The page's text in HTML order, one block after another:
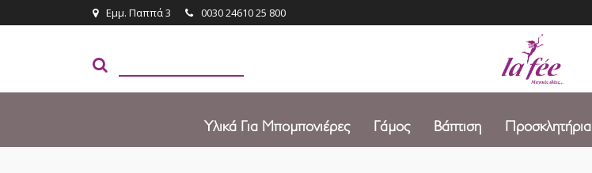
Εμμ. Παππά 3 0030 24610 25 800
Υλικά Για Μπομπονιέρες Γάμος Βάπτιση Προσκλητήρια